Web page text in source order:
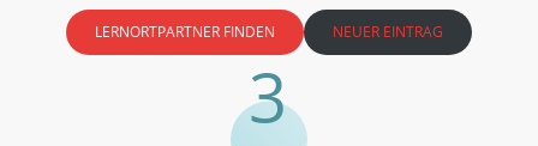
LERNORTPARTNER FINDEN NEUER EINTRAG